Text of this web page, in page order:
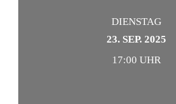
DIENSTAG
23. SEP. 2025
17:00 UHR